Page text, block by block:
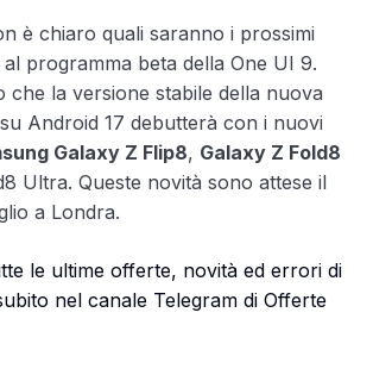
è chiaro quali saranno i prossimi
programma beta della One UI 9.
che la versione stabile della nuova
Android 17 debutterà con i nuovi
Galaxy Z Flip8, Galaxy Z Fold8
Ultra. Queste novità sono attese il
a Londra.
le ultime offerte, novità ed errori di
nel canale Telegram di Offerte